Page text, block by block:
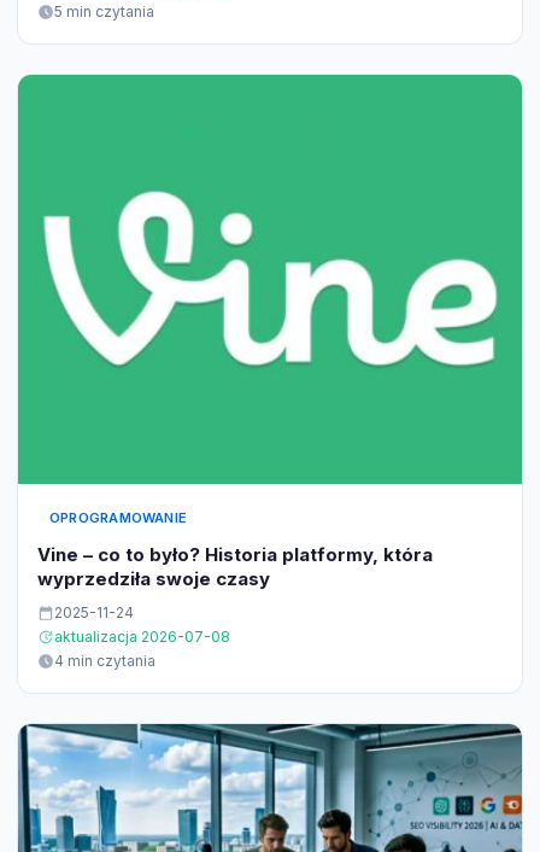
5 min czytania
OPROGRAMOWANIE
Vine – co to było? Historia platformy, która
wyprzedziła swoje czasy
2025-11-24
aktualizacja 2026-07-08
4 min czytania